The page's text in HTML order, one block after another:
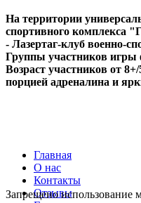
На территории
спортивного
- Лазертаг-клуб военно-
Группы участников игры
Возраст участников от
порцией адреналина и
Главная
О нас
Контакты
Отзывы
Запрещено использование